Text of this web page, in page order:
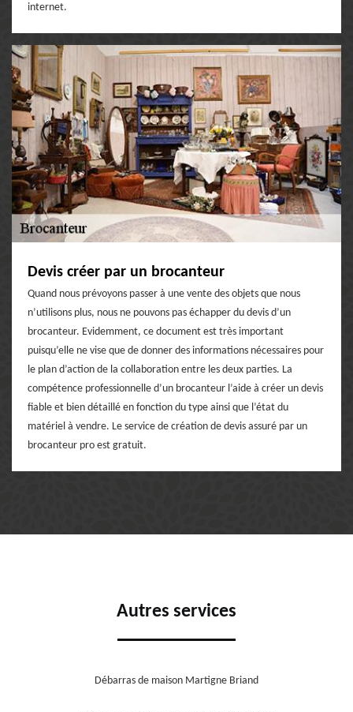
internet.
Devis créer par un brocanteur
Quand nous prévoyons passer à une vente des objets que nous
n’utilisons plus, nous ne pouvons pas échapper du devis d’un
brocanteur. Evidemment, ce document est très important
puisqu’elle ne vise que de donner des informations nécessaires pour
le plan d’action de la collaboration entre les deux parties. La
compétence professionnelle d’un brocanteur l’aide à créer un devis
fiable et bien détaillé en fonction du type ainsi que l’état du
matériel à vendre. Le service de création de devis assuré par un
brocanteur pro est gratuit.
Autres services
Débarras de maison Martigne Briand